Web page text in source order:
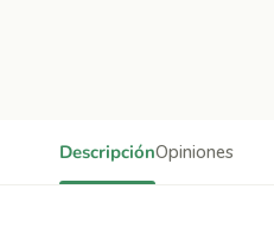
DescripciónOpiniones